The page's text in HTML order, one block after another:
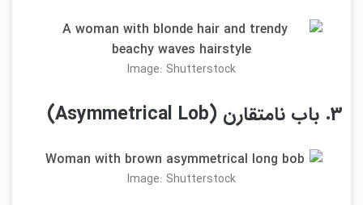
Image: Shutterstock
3. باب نامتقارن (Asymmetrical Lob)
Image: Shutterstock